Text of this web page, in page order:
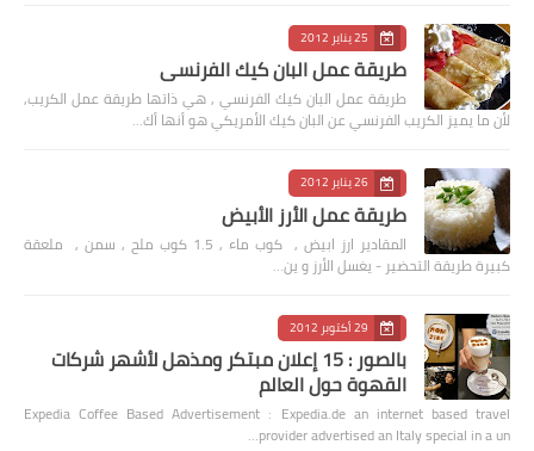
25 يناير 2012
طريقة عمل البان كيك الفرنسي
طريقة عمل البان كيك الفرنسي , هي ذاتها طريقة عمل الكريب,
لأن ما يميز الكريب الفرنسي عن البان كيك الأمريكي هو أنها أك…
26 يناير 2012
طريقة عمل الأرز الأبيض
المقادير ارز ابيض , كوب ماء , 1.5 كوب ملح , سمن , ملعقة
كبيرة طريقة التحضير - يغسل الأرز و ين…
29 أكتوبر 2012
بالصور : 15 إعلان مبتكر ومذهل لأشهر شركات
القهوة حول العالم
Expedia Coffee Based Advertisement : Expedia.de an internet based travel
provider advertised an Italy special in a un…